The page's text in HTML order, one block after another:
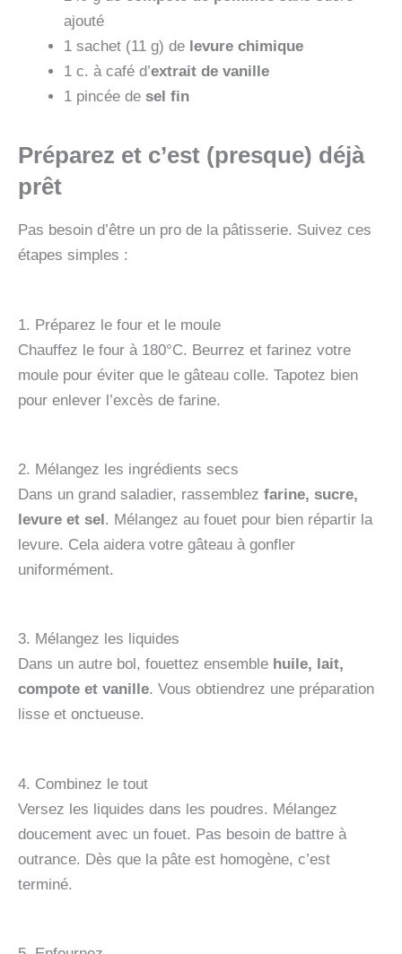
ajouté
1 sachet (11 g) de levure chimique
1 c. à café d’extrait de vanille
1 pincée de sel fin
Préparez et c’est (presque) déjà
prêt
Pas besoin d’être un pro de la pâtisserie. Suivez ces
étapes simples :
1. Préparez le four et le moule
Chauffez le four à 180°C. Beurrez et farinez votre
moule pour éviter que le gâteau colle. Tapotez bien
pour enlever l’excès de farine.
2. Mélangez les ingrédients secs
Dans un grand saladier, rassemblez farine, sucre,
levure et sel. Mélangez au fouet pour bien répartir la
levure. Cela aidera votre gâteau à gonfler
uniformément.
3. Mélangez les liquides
Dans un autre bol, fouettez ensemble huile, lait,
compote et vanille. Vous obtiendrez une préparation
lisse et onctueuse.
4. Combinez le tout
Versez les liquides dans les poudres. Mélangez
doucement avec un fouet. Pas besoin de battre à
outrance. Dès que la pâte est homogène, c’est
terminé.